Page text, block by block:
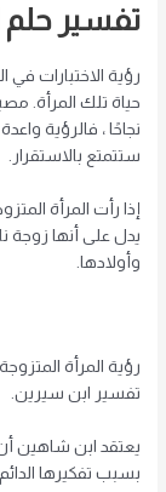
تفسير حلم
رؤية الاختبارات في
حياة تلك المرأة.
نجاحًا ، فالرؤية
ستتمتع بالاستقرار.
إذا رأت المرأة
يدل على أنها زوجة
وأولادها.
رؤية المرأة
تفسير ابن سيرين.
يعتقد ابن شاهين أن
بسبب تفكيرها